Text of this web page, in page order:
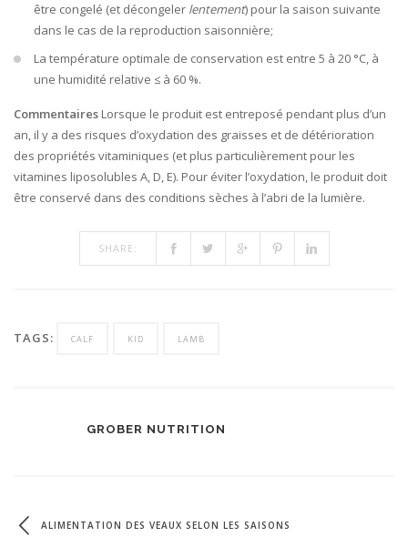
être congelé (et décongeler lentement) pour la saison suivante
dans le cas de la reproduction saisonnière;
La température optimale de conservation est entre 5 à 20 °C, à
une humidité relative ≤ à 60 %.
Commentaires Lorsque le produit est entreposé pendant plus d’un
an, il y a des risques d’oxydation des graisses et de détérioration
des propriétés vitaminiques (et plus particulièrement pour les
vitamines liposolubles A, D, E). Pour éviter l’oxydation, le produit doit
être conservé dans des conditions sèches à l’abri de la lumière.
SHARE:
TAGS: CALF KID LAMB
GROBER NUTRITION
ALIMENTATION DES VEAUX SELON LES SAISONS